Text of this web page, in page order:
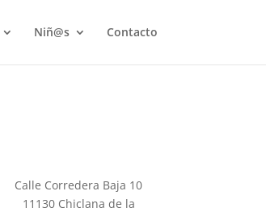
Niñ@s Contacto
Calle Corredera Baja 10
11130 Chiclana de la